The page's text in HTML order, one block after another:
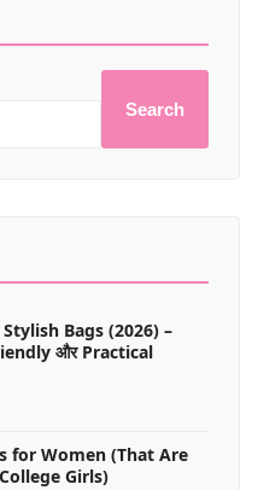
Search
Bags (2026) –
और Practical
for Women (That Are
Girls)